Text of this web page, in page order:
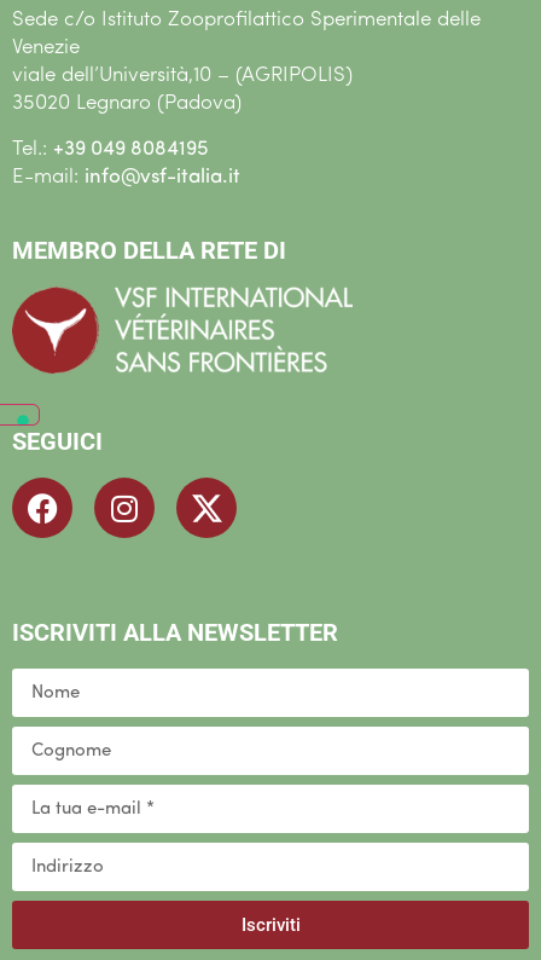
Sede c/o Istituto Zooprofilattico Sperimentale delle
Venezie
viale dell’Università,10 – (AGRIPOLIS)
35020 Legnaro (Padova)
Tel.: +39 049 8084195
E-mail: info@vsf-italia.it
MEMBRO DELLA RETE DI
SEGUICI
ISCRIVITI ALLA NEWSLETTER
Iscriviti